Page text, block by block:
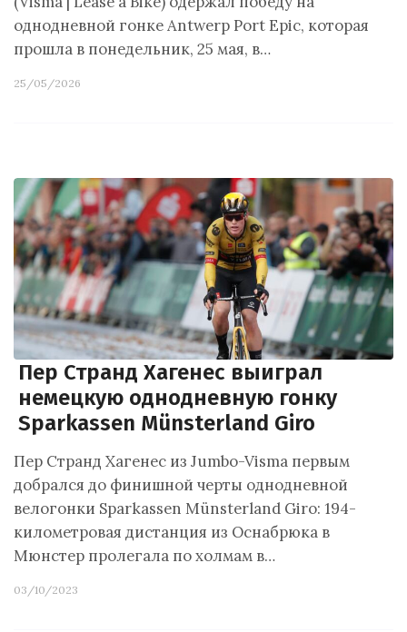
однодневной гонке Antwerp Port Epic, которая
прошла в понедельник, 25 мая, в…
25/05/2026
Пер Странд Хагенес выиграл
немецкую однодневную гонку
Sparkassen Münsterland Giro
Пер Странд Хагенес из Jumbo-Visma первым
добрался до финишной черты однодневной
велогонки Sparkassen Münsterland Giro: 194-
километровая дистанция из Оснабрюка в
Мюнстер пролегала по холмам в…
03/10/2023